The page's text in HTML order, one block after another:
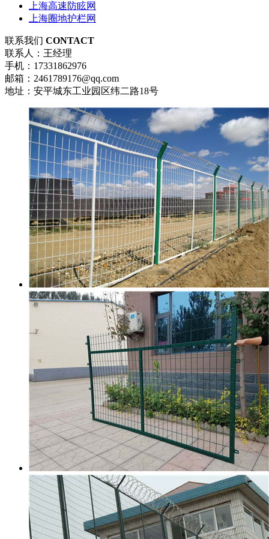
上海高速防眩网
上海圈地护栏网
联系我们 CONTACT
联系人：王经理
手机：17331862976
邮箱：2461789176@qq.com
地址：安平城东工业园区纬二路18号